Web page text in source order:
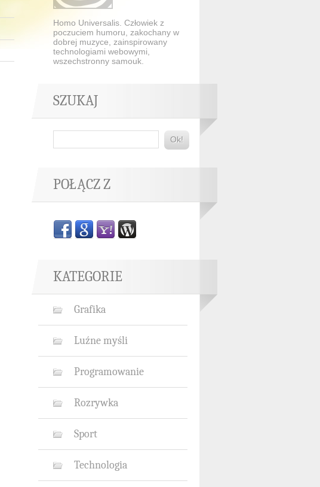
Homo Universalis. Człowiek z
poczuciem humoru, zakochany w
dobrej muzyce, zainspirowany
technologiami webowymi,
wszechstronny samouk.
SZUKAJ
Ok!
POŁĄCZ Z
KATEGORIE
Grafika
Luźne myśli
Programowanie
Rozrywka
Sport
Technologia